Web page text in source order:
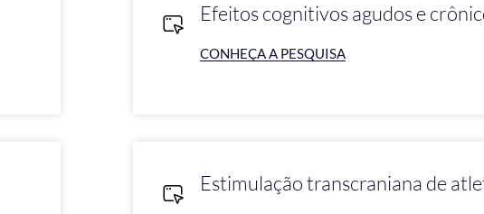
Efeitos cognitivos agudos e
CONHEÇA A PESQUISA
Estimulação transcraniana de